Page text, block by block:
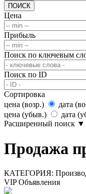
ПОИСК
Цена
Прибыль
Поиск по ключевым
Поиск по ID
Сортировка
цена (возр.)
дата
цена (убыв.)
дата
Расширенный поиск ▼
Продажа
КАТЕГОРИЯ:
VIP Объявления